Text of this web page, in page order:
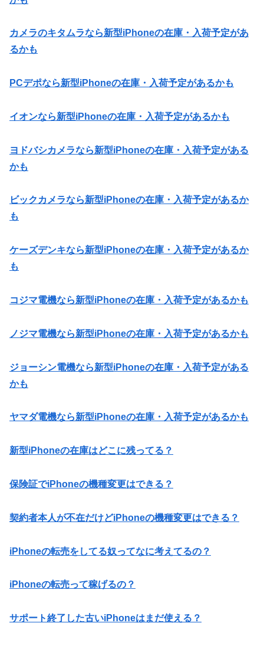
カメラのキタムラなら新型iPhoneの在庫・入荷予定があ
るかも
PCデポなら新型iPhoneの在庫・入荷予定があるかも
イオンなら新型iPhoneの在庫・入荷予定があるかも
ヨドバシカメラなら新型iPhoneの在庫・入荷予定がある
かも
ビックカメラなら新型iPhoneの在庫・入荷予定があるか
も
ケーズデンキなら新型iPhoneの在庫・入荷予定があるか
も
コジマ電機なら新型iPhoneの在庫・入荷予定があるかも
ノジマ電機なら新型iPhoneの在庫・入荷予定があるかも
ジョーシン電機なら新型iPhoneの在庫・入荷予定がある
かも
ヤマダ電機なら新型iPhoneの在庫・入荷予定があるかも
新型iPhoneの在庫はどこに残ってる？
保険証でiPhoneの機種変更はできる？
契約者本人が不在だけどiPhoneの機種変更はできる？
iPhoneの転売をしてる奴ってなに考えてるの？
iPhoneの転売って稼げるの？
サポート終了した古いiPhoneはまだ使える？